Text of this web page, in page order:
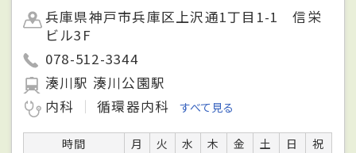
兵庫県神戸市兵庫区上沢通1丁目1-1 信栄
ビル3F
078-512-3344
湊川駅 湊川公園駅
内科
循環器内科 すべて見る
時間 月 火 水 木 金 土 日
祝